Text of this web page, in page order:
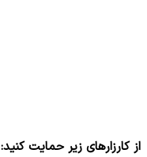
از کارزارهای زیر حمایت کنید: